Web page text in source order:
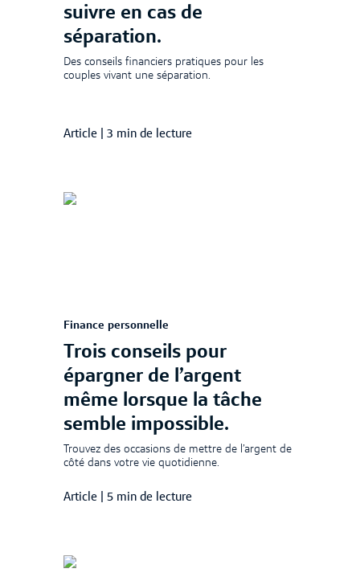
suivre en cas de
séparation.
Des conseils financiers pratiques pour les
couples vivant une séparation.
Article 3 min de lecture
Finance personnelle
Trois conseils pour
épargner de l’argent
même lorsque la tâche
semble impossible.
Trouvez des occasions de mettre de l’argent de
côté dans votre vie quotidienne.
Article 5 min de lecture